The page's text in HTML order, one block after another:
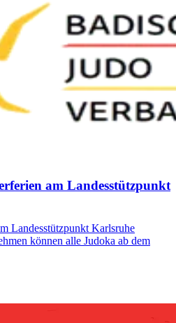
am Landesstützpunkt
Landesstützpunkt Karlsruhe
können alle Judoka ab dem